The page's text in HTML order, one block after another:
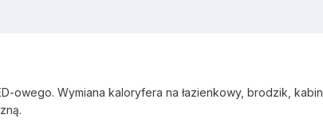
owego. Wymiana kaloryfera na łazienkowy, brodzik,